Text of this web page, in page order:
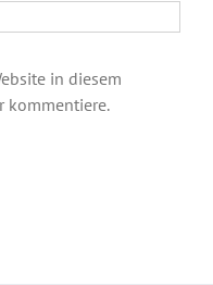
in diesem
kommentiere.